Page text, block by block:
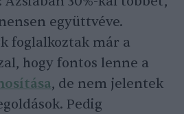
együttvéve.
foglalkoztak már a
hogy fontos lenne a
, de nem jelentek
Pedig